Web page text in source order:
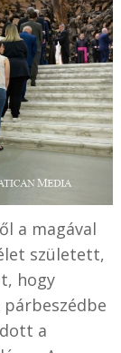
a magával
született,
hogy
a